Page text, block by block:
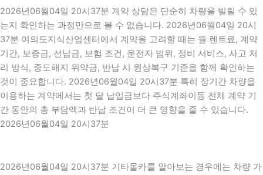
2026년06월04일 20시37분 계약 상담은 단순히 차량을 빌릴 수 있
는지 확인하는 과정만으로 볼 수 없습니다. 2026년06월04일 20시
37분 여의도지식산업센터에서 계약을 고려할 때는 월 렌트료, 계약
기간, 보증금, 선납금, 보험 조건, 운전자 범위, 정비 서비스, 사고 처
리 방식, 중도해지 위약금, 반납 시 원상복구 기준을 함께 확인하는
것이 중요합니다. 2026년06월04일 20시37분 특히 장기간 차량을
이용하는 계약에서는 첫 달 납입금보다 주식계좌이동 전체 계약 기
간 동안의 총 부담액과 반납 조건이 더 큰 영향을 줄 수 있습니다.
2026년06월04일 20시37분
2026년06월04일 20시37분 기타몰카를 알아보는 경우에는 차량 가